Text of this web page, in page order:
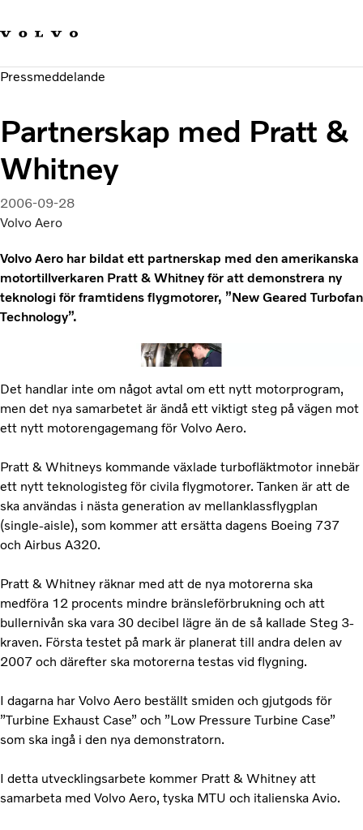
Hållbara transporter
Investerare
Nyheter och Media
Pressmeddelande
Partnerskap med Pratt &
Whitney
2006-09-28
Volvo Aero
Volvo Aero har bildat ett partnerskap med den amerikanska
motortillverkaren Pratt & Whitney för att demonstrera ny
teknologi för framtidens flygmotorer, ”New Geared Turbofan
Technology”.
Det handlar inte om något avtal om ett nytt motorprogram,
men det nya samarbetet är ändå ett viktigt steg på vägen mot
ett nytt motorengagemang för Volvo Aero.
Pratt & Whitneys kommande växlade turbofläktmotor innebär
ett nytt teknologisteg för civila flygmotorer. Tanken är att de
ska användas i nästa generation av mellanklassflygplan
(single-aisle), som kommer att ersätta dagens Boeing 737
och Airbus A320.
Pratt & Whitney räknar med att de nya motorerna ska
medföra 12 procents mindre bränsleförbrukning och att
bullernivån ska vara 30 decibel lägre än de så kallade Steg 3-
kraven. Första testet på mark är planerat till andra delen av
2007 och därefter ska motorerna testas vid flygning.
I dagarna har Volvo Aero beställt smiden och gjutgods för
”Turbine Exhaust Case” och ”Low Pressure Turbine Case”
som ska ingå i den nya demonstratorn.
I detta utvecklingsarbete kommer Pratt & Whitney att
samarbeta med Volvo Aero, tyska MTU och italienska Avio.